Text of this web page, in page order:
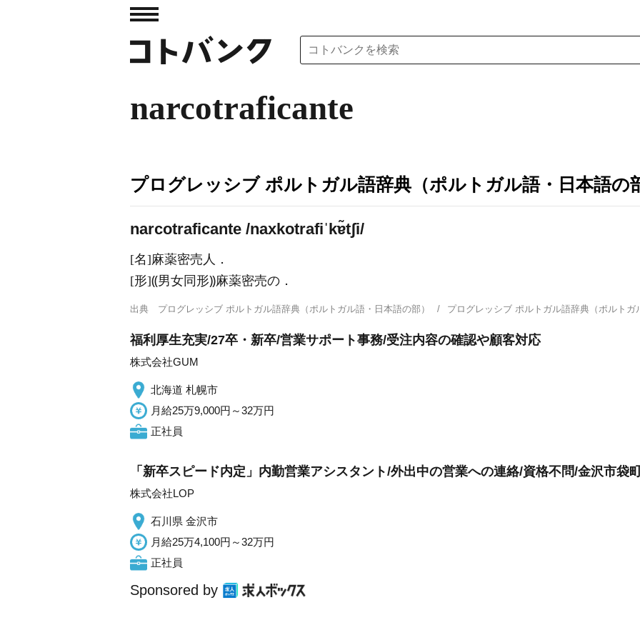
narcotraficante
プログレッシブ ポルトガル語辞典（ポルトガル語・日本語の
narcotraficante /naxkotrafiˈkɐ̃tʃi/
[名]麻薬密売人．
[形]⸨男女同形⸩麻薬密売の．
出典 プログレッシブ ポルトガル語辞典（ポルトガル語・日本語の部） プログレッシブ ポルトガル語辞典（ポルト
福利厚生充実/27卒・新卒/営業サポート事務/受注内容の確認や顧客対応
株式会社GUM
北海道 札幌市
月給25万9,000円～32万円
正社員
「新卒スピード内定」内勤営業アシスタント/外出中の営業への連絡/資格不問/金沢市袋
株式会社LOP
石川県 金沢市
月給25万4,100円～32万円
正社員
Sponsored by